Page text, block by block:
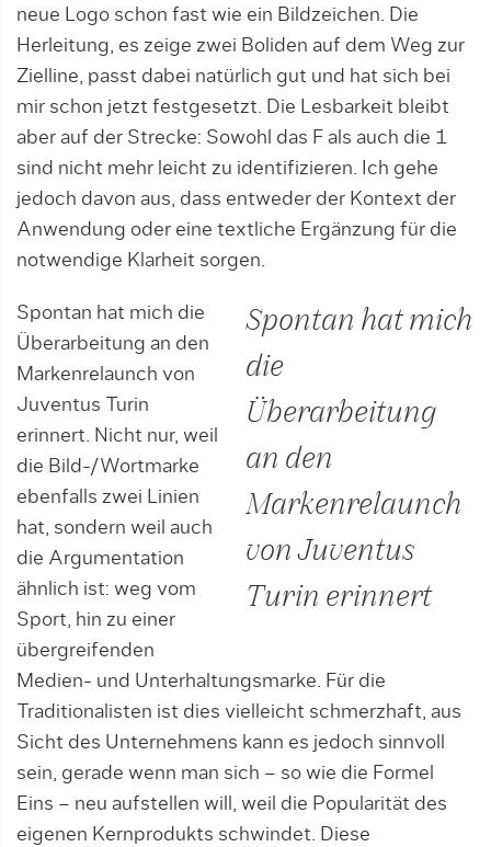
neue Logo schon fast wie ein Bildzeichen. Die
Herleitung, es zeige zwei Boliden auf dem Weg zur
Zielline, passt dabei natürlich gut und hat sich bei
mir schon jetzt festgesetzt. Die Lesbarkeit bleibt
aber auf der Strecke: Sowohl das F als auch die 1
sind nicht mehr leicht zu identifizieren. Ich gehe
jedoch davon aus, dass entweder der Kontext der
Anwendung oder eine textliche Ergänzung für die
notwendige Klarheit sorgen.
Spontan hat mich
die
Überarbeitung
an den
Markenrelaunch
von Juventus
Turin erinnert
Spontan hat mich die
Überarbeitung an den
Markenrelaunch von
Juventus Turin
erinnert. Nicht nur, weil
die Bild-/Wortmarke
ebenfalls zwei Linien
hat, sondern weil auch
die Argumentation
ähnlich ist: weg vom
Sport, hin zu einer
übergreifenden
Medien- und Unterhaltungsmarke. Für die
Traditionalisten ist dies vielleicht schmerzhaft, aus
Sicht des Unternehmens kann es jedoch sinnvoll
sein, gerade wenn man sich – so wie die Formel
Eins – neu aufstellen will, weil die Popularität des
eigenen Kernprodukts schwindet. Diese